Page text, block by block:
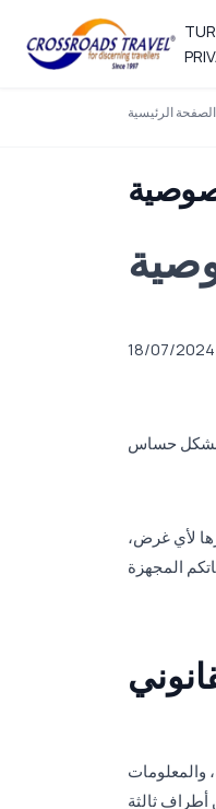
الصفحة الرئيسية
بشكل حساس
لأي غرض،
والمعلومات
أطراف ثالثة